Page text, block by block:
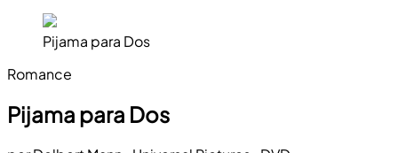
Pijama para Dos
Romance
Pijama para Dos